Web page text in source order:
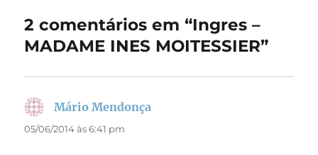
o
k
n
2 comentários em “Ingres –
MADAME INES MOITESSIER”
Mário Mendonça
05/06/2014 às 6:41 pm